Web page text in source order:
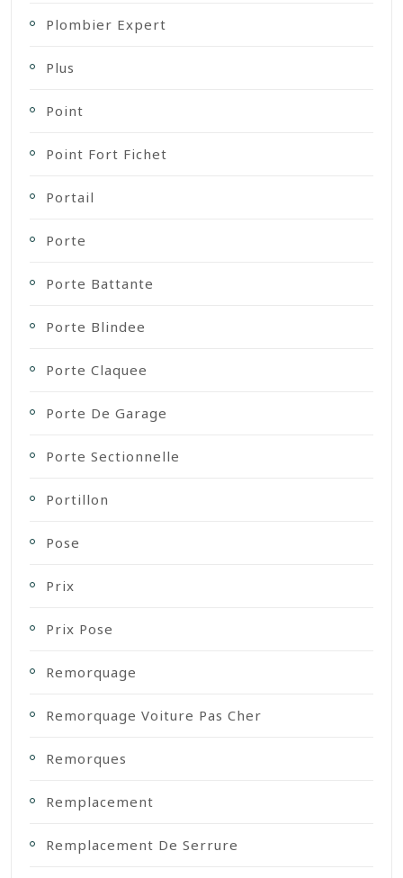
Plombier Expert
Plus
Point
Point Fort Fichet
Portail
Porte
Porte Battante
Porte Blindee
Porte Claquee
Porte De Garage
Porte Sectionnelle
Portillon
Pose
Prix
Prix Pose
Remorquage
Remorquage Voiture Pas Cher
Remorques
Remplacement
Remplacement De Serrure